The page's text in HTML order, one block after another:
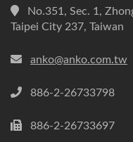
No.351, Sec. 1,
Taipei City 237, Taiwan
anko@anko.com.tw
886-2-26733798
886-2-26733697